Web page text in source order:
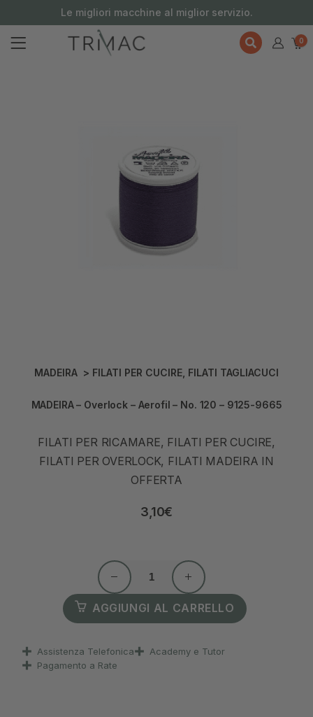
Le migliori macchine al miglior servizio.
0
MADEIRA > FILATI PER CUCIRE FILATI TAGLIACUCI
MADEIRA – Overlock – Aerofil – No. 120 – 9125-9665
FILATI PER RICAMARE, FILATI PER CUCIRE,
FILATI PER OVERLOCK, FILATI MADEIRA IN
OFFERTA
3,10€
AGGIUNGI AL CARRELLO
Assistenza Telefonica
Academy e Tutor
Pagamento a Rate